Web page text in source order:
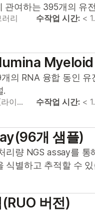
관여하는 395개의 유
리
수작업 시간: <
의 RNA 융합 동인
.
이… 수작업 시간: <
개 샘플)
리량 NGS assay를
식별하고 추적할 수 있
버전)